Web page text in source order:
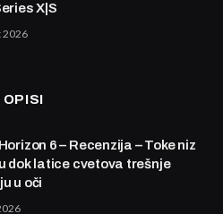
X|S
2026
OPISI
6 – Recenzija – Toke niz
dok latice cvetova trešnje
u oči